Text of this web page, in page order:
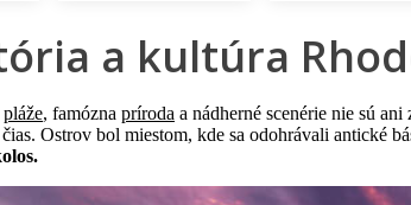
a kultúra
pláže, famózna príroda a nádherné scenérie nie sú
Ostrov bol miestom, kde sa odohrávali antické